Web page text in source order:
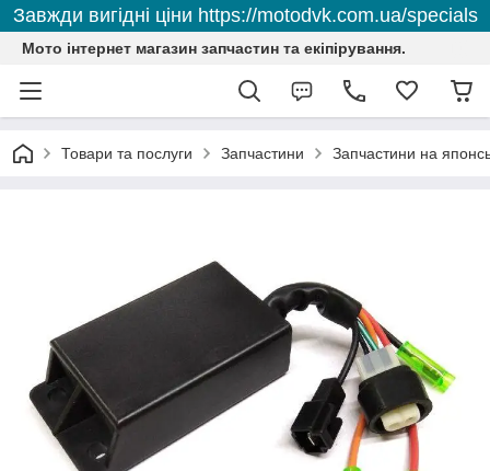
Завжди вигідні ціни https://motodvk.com.ua/specials
Мото інтернет магазин запчастин та екіпірування.
Товари та послуги Запчастини Запчастини на